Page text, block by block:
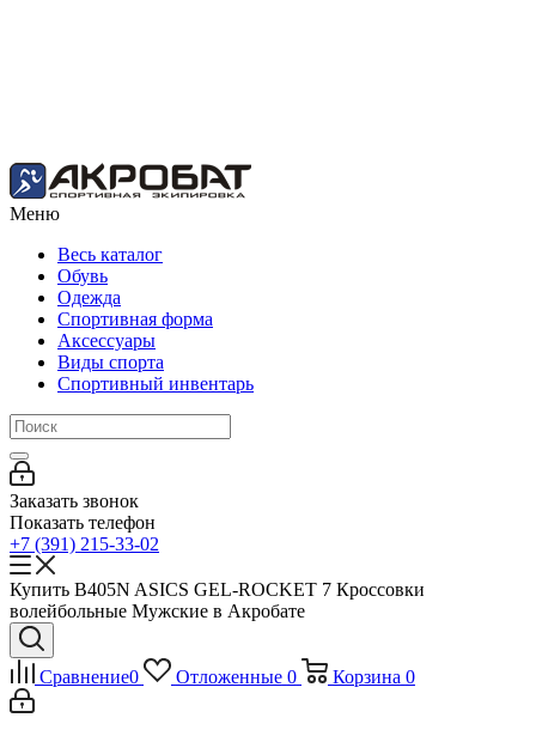
Меню
Весь каталог
Обувь
Одежда
Спортивная форма
Аксессуары
Виды спорта
Спортивный инвентарь
Заказать звонок
Показать телефон
+7 (391) 215-33-02
Купить B405N ASICS GEL-ROCKET 7 Кроссовки
волейбольные Мужские в Акробате
Сравнение0 Отложенные 0 Корзина 0